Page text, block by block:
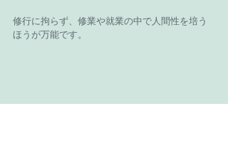
修行に拘らず、修業や就業の中で人間性を培う
ほうが万能です。